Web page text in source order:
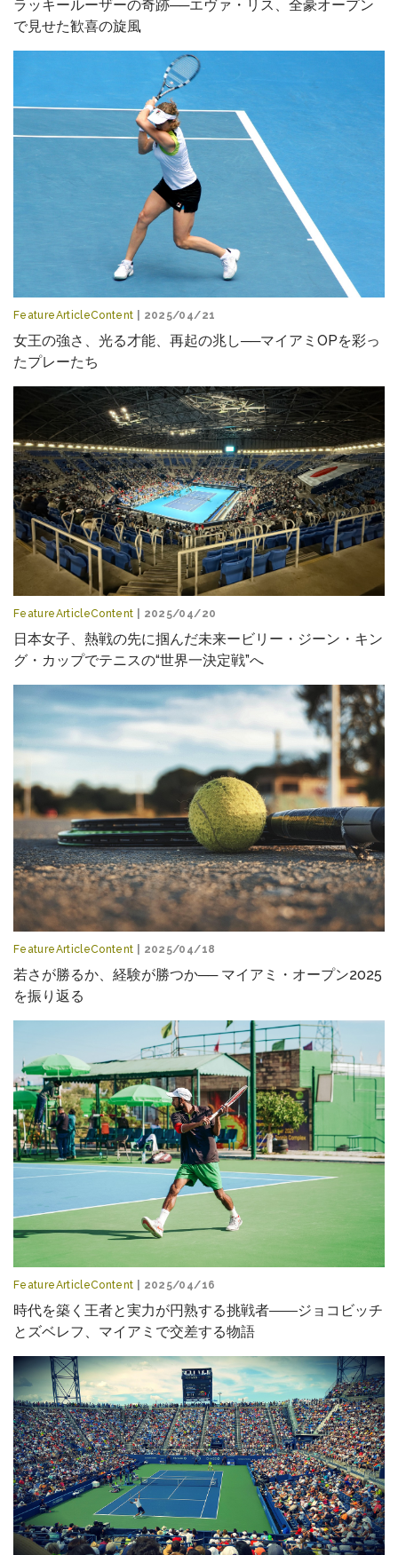
ラッキールーザーの奇跡──エヴァ・リス、全豪オープン
で見せた歓喜の旋風
FeatureArticleContent | 2025/04/21
女王の強さ、光る才能、再起の兆し──マイアミOPを彩っ
たプレーたち
FeatureArticleContent | 2025/04/20
日本女子、熱戦の先に掴んだ未来ービリー・ジーン・キン
グ・カップでテニスの“世界一決定戦”へ
FeatureArticleContent | 2025/04/18
若さが勝るか、経験が勝つか── マイアミ・オープン2025
を振り返る
FeatureArticleContent | 2025/04/16
時代を築く王者と実力が円熟する挑戦者――ジョコビッチ
とズベレフ、マイアミで交差する物語